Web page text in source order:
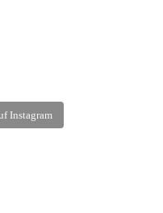
Instagram